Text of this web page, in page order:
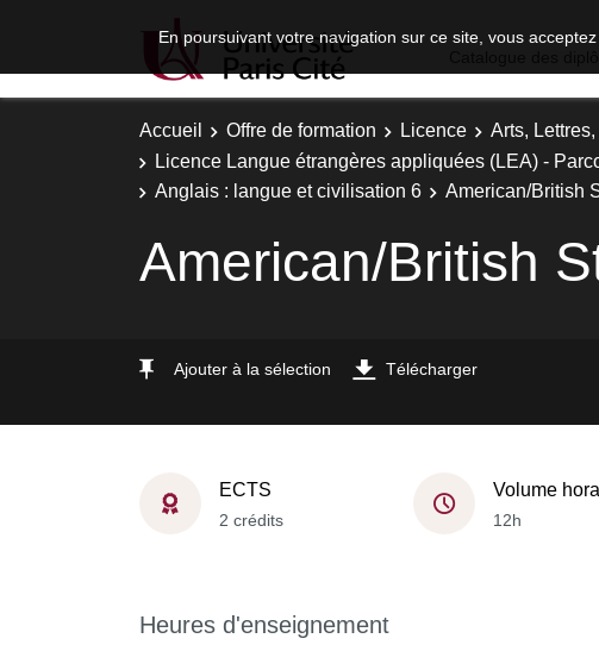
En poursuivant votre navigation sur ce site, vous
Accueil Offre de formation Licence Arts,
Licence Langue étrangères appliquées (LEA) -
Anglais : langue et civilisation 6
American/British
American/British
Ajouter à la sélection Télécharger
ECTS
2 crédits
Volume
12h
Heures d'enseignement